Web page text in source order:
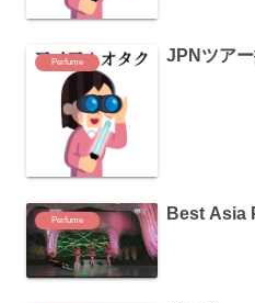
Perfume JPNツアー
Perfume Best Asia